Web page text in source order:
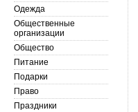
Одежда
Общественные
организации
Общество
Питание
Подарки
Право
Праздники